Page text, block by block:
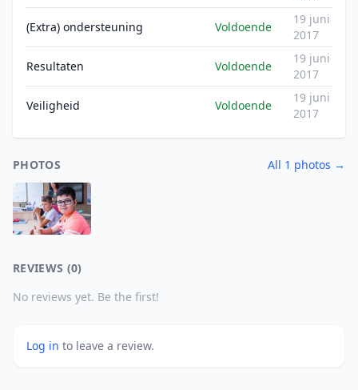
(Extra) ondersteuning Voldoende
19 juni
2017
Resultaten Voldoende
19 juni
2017
Veiligheid Voldoende
19 juni
2017
PHOTOS All 1 photos →
REVIEWS (0)
No reviews yet. Be the first!
Log in to leave a review.